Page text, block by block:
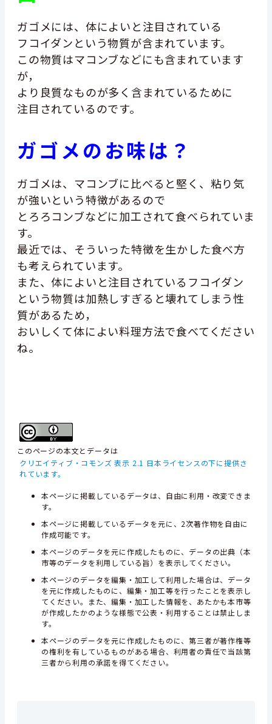
ガゴメには、体によいと注目されている
フコイダンという物質が含まれています。
この物質はマコンブなどにも含まれています
が，
より良質なものが多く含まれているために
注目されているのです。
ガゴメのお味は？
ガゴメは、マコンブに比べると堅く、粘り気
が強いという特徴があるので
とろろコンブなどに加工されて食べられていま
す。
最近では、そういった特徴を生かした食べ方
も考えられています。
また、体によいと注目されているフコイダン
という物質は加熱しすぎると壊れてしまう性
質があるため，
おいしくて体によい料理方法で食べてください
ね。
このページの本文とデータは
クリエイティブ・コモンズ 表示 2.1 日本ライセンスの下に提供さ
れています。
本ページに掲載しているデータは、自由に利用・改変できま
す。
本ページに掲載しているデータを元に、2次著作物を自由に
作成可能です。
本ページのデータを元に作成したものに、データの出典（本
市等のデータを利用している旨）を表示してください。
本ページのデータを編集・加工して利用した場合は、データ
を元に作成したものに、編集・加工等を行ったことを表示し
てください。また、編集・加工した情報を、あたかも本市等
が作成したかのような様態で公表・利用することは禁止しま
す。
本ページのデータを元に作成したものに、第三者が著作権等
の権利を有しているものがある場合、利用者の責任で当該第
三者から利用の承諾を得てください。